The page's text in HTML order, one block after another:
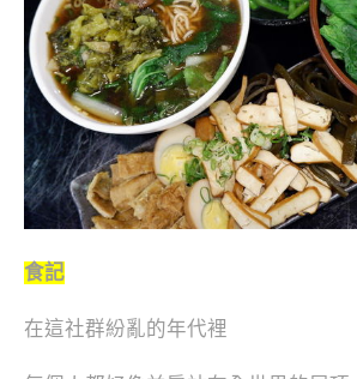
食記
在這社群紛亂的年代裡